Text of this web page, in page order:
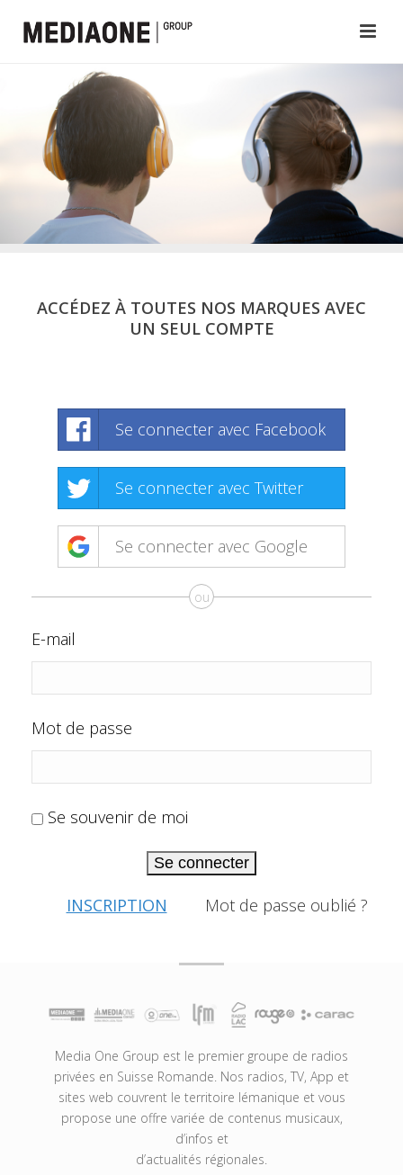
ACCÉDEZ À TOUTES NOS MARQUES AVEC
UN SEUL COMPTE
Se connecter avec Facebook
Se connecter avec Twitter
Se connecter avec Google
ou
E-mail
Mot de passe
Se souvenir de moi
Se connecter
INSCRIPTION Mot de passe oublié ?
Media One Group est le premier groupe de radios
privées en Suisse Romande. Nos radios, TV, App et
sites web couvrent le territoire lémanique et vous
propose une offre variée de contenus musicaux,
d’infos et
d’actualités régionales.